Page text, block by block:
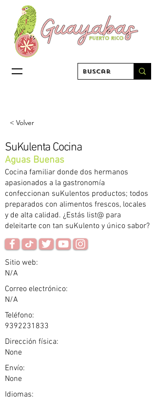
< Volver
SuKulenta Cocina
Aguas Buenas
Cocina familiar donde dos hermanos
apasionados a la gastronomía
confeccionan suKulentos productos; todos
preparados con alimentos frescos, locales
y de alta calidad. ¿Estás list@ para
deleitarte con tan suKulento y único sabor?
Sitio web:
N/A
Correo electrónico:
N/A
Teléfono:
9392231833
Dirección física:
None
Envío:
None
Idiomas: